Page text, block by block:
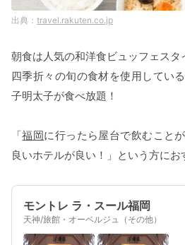
travel.rakuten.co.jp
朝食は人気の和洋食ビュッフェス
四季折々の旬の食材を使用してい
子明太子が食べ放題！
「福岡に行ったら屋台で飲むこと
良いホテルが良い！」という方に
モントレ ラ・スール福岡
天神/旅館・オーベルジュ（その他）